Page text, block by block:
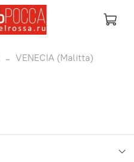
VENECIA (Malitta)